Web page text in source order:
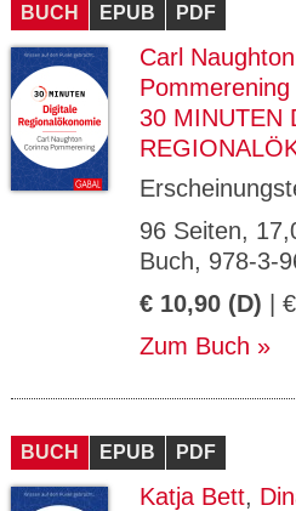
BUCH EPUB PDF
Carl Naughton
Pommerening
30 MINUTEN
96 Seiten,
Buch, 978-3-
€ 10,90 (D) |
Zum Buch
BUCH EPUB PDF
Katja Bett,